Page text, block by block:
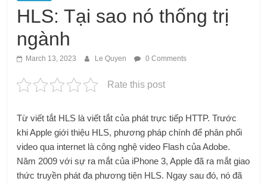
HLS: Tại sao nó thống trị
ngành
March 13, 2023 Le Quyen 0 Comments
Rate this post
Từ viết tắt HLS là viết tắt của phát trực tiếp HTTP. Trước
khi Apple giới thiệu HLS, phương pháp chính để phân phối
video qua internet là công nghệ video Flash của Adobe.
Năm 2009 với sự ra mắt của iPhone 3, Apple đã ra mắt giao
thức truyền phát đa phương tiện HLS. Ngay sau đó, nó đã